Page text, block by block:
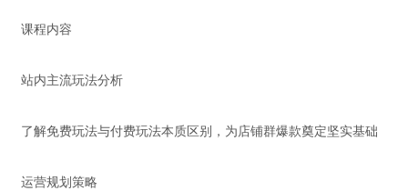
课程内容
站内主流玩法分析
了解免费玩法与付费玩法本质区别，为店铺群爆款奠定坚实基础
运营规划策略